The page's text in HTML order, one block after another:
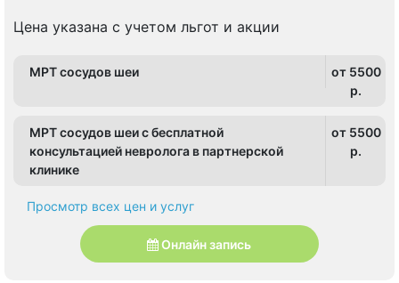
Политехническая, Проспект Просвещения
Цена указана с учетом льгот и акции
МРТ сосудов шеи
от 5500
p.
МРТ сосудов шеи с бесплатной
консультацией невролога в партнерской
клинике
от 5500
p.
Просмотр всех цен и услуг
Онлайн запись